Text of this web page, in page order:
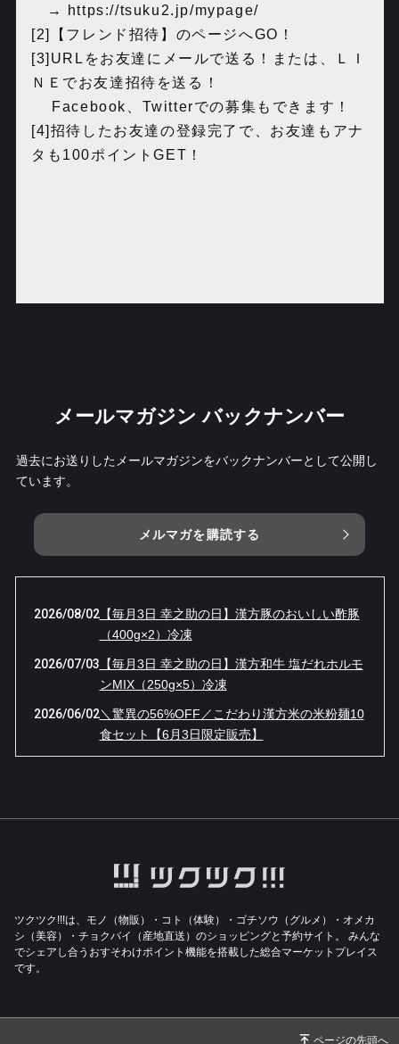
→ ‪
https://tsuku2.jp/mypage/
[2]【フレンド招待】のページへGO！
[3]URLをお友達にメールで送る！または、ＬＩ
ＮＥでお友達招待を送る！
Facebook、Twitterでの募集もできます！
[4]招待したお友達の登録完了で、お友達もアナ
タも100ポイントGET！
メールマガジン バックナンバー
過去にお送りしたメールマガジンをバックナンバーとして公開し
ています。
メルマガを購読する
2026/08/02【毎月3日 幸之助の日】漢方豚のおいしい酢豚
（400g×2）冷凍
2026/07/03 【毎月3日 幸之助の日】漢方和牛 塩だれホルモ
ンMIX（250g×5）冷凍
2026/06/02＼驚異の56%OFF／こだわり漢方米の米粉麺10
食セット【6月3日限定販売】
【幸之助の日 3/3限定】春一番！漢方豚しゃぶ
しゃぶ鍋が37%OFFの特別価格！
2026/02/03 【1日限り】漢方和牛＆漢方豚のゴロゴロカレ
ー肉 1キロ 通常5,724円 ➔ 特別価格3456
円！！
ツクツク!!!は、モノ（物販）・コト（体験）・ゴチソウ（グルメ）・オメカ
シ（美容）・チョクバイ（産地直送）のショッピングと予約サイト。
みんな
でシェアし合うおすそわけポイント機能を搭載した総合マーケットプレイス
です。